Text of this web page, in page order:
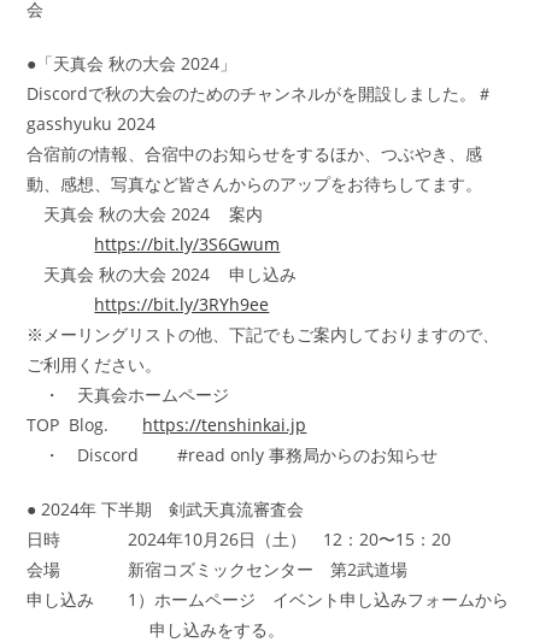
会
●「天真会 秋の大会 2024」
Discordで秋の大会のためのチャンネルがを開設しました。＃
gasshyuku 2024
合宿前の情報、合宿中のお知らせをするほか、つぶやき、感
動、感想、写真など皆さんからのアップをお待ちしてます。
天真会 秋の大会 2024 案内
https://bit.ly/3S6Gwum
天真会 秋の大会 2024 申し込み
https://bit.ly/3RYh9ee
※メーリングリストの他、下記でもご案内しておりますので、
ご利用ください。
・ 天真会ホームページ
TOP Blog. https://tenshinkai.jp
・ Discord #read only 事務局からのお知らせ
● 2024年 下半期 剣武天真流審査会
日時 2024年10月26日（土） 12：20〜15：20
会場 新宿コズミックセンター 第2武道場
申し込み 1）ホームページ イベント申し込みフォームから
申し込みをする。